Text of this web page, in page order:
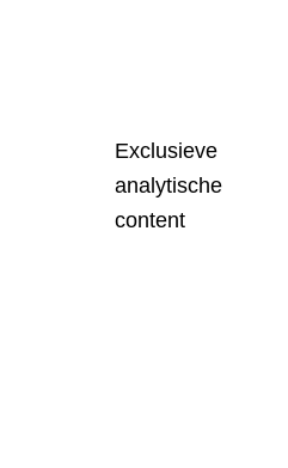
Exclusieve
analytische
content